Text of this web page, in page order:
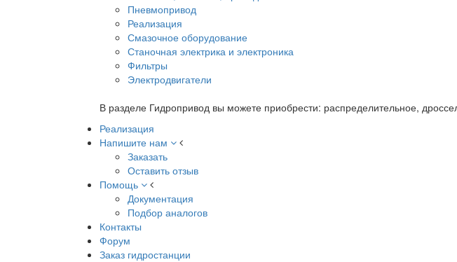
Пневмопривод
Реализация
Смазочное оборудование
Станочная электрика и электроника
Фильтры
Электродвигатели
В разделе Гидропривод вы можете приобрести: распределительное,
Реализация
Напишите нам
Заказать
Оставить отзыв
Помощь
Документация
Подбор аналогов
Контакты
Форум
Заказ гидростанции